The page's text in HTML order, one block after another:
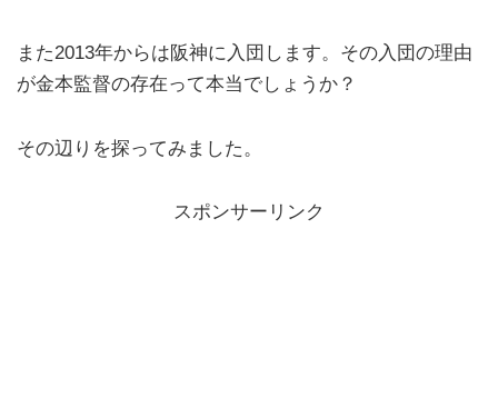
また2013年からは阪神に入団します。その入団の理由
が金本監督の存在って本当でしょうか？
その辺りを探ってみました。
スポンサーリンク